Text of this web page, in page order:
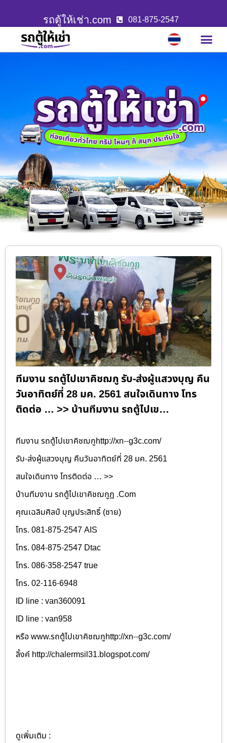
รถตู้ให้เช่า.com 081-875-2547
ทีมงาน รถตู้ไปเขาคิชฌกู รับ-ส่งผู้แสวงบุญ คืน
วันอาทิตย์ที่ 28 มค. 2561 สนใจเดินทาง โทร
ติดต่อ … >> บ้านทีมงาน รถตู้ไปเข…
ทีมงาน รถตู้ไปเขาคิชฌกูhttp://xn--g3c.com/
รับ-ส่งผู้แสวงบุญ คืนวันอาทิตย์ที่ 28 มค. 2561
สนใจเดินทาง โทรติดต่อ … >>
บ้านทีมงาน รถตู้ไปเขาคิชฌกูฏ .Com
คุณเฉลิมศิลป์ บุญประสิทธิ์ (ชาย)
โทร. 081-875-2547 AIS
โทร. 084-875-2547 Dtac
โทร. 086-358-2547 true
โทร. 02-116-6948
ID line : van360091
ID line : van958
หรือ www.รถตู้ไปเขาคิชฌกูhttp://xn--g3c.com/
ลิ้งค์ http://chalermsil31.blogspot.com/
ดูเพิ่มเติม :